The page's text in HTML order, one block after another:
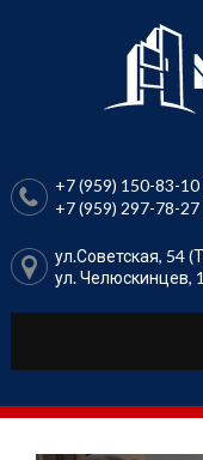
+7 (959) 150-83-10
+7 (959) 297-78-27
ул.Советская, 54
ул. Челюскинцев,